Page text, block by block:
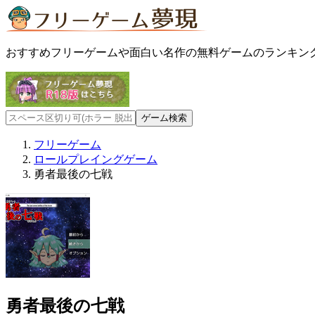
おすすめフリーゲームや面白い名作の無料ゲームのランキン
フリーゲーム
ロールプレイングゲーム
勇者最後の七戦
勇者最後の七戦